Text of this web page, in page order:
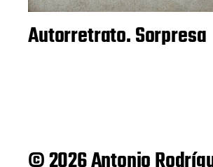
Autorretrato. Sorpresa